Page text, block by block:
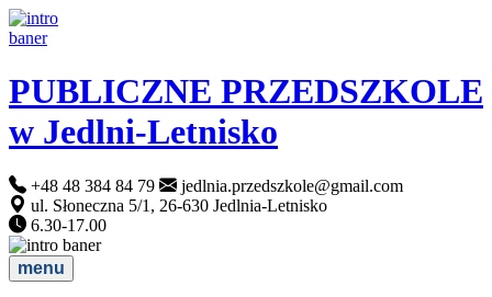
PUBLICZNE PRZEDSZKOLE
w Jedlni-Letnisko
+48 48 384 84 79
jedlnia.przedszkole@gmail.com
ul. Słoneczna 5/1, 26-630 Jedlnia-Letnisko
6.30-17.00
menu